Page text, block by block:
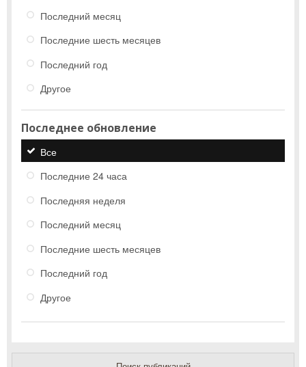
Последний месяц
Последние шесть месяцев
Последний год
Другое
Последнее обновление
Все
Последние 24 часа
Последняя неделя
Последний месяц
Последние шесть месяцев
Последний год
Другое